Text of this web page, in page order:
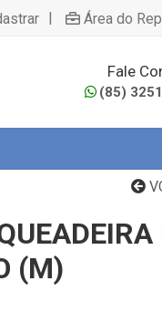
| Área do
Fale
(85)
(M)